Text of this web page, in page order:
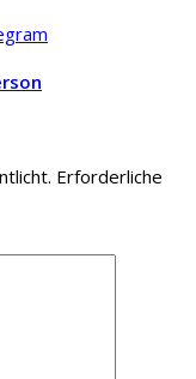
Erforderliche